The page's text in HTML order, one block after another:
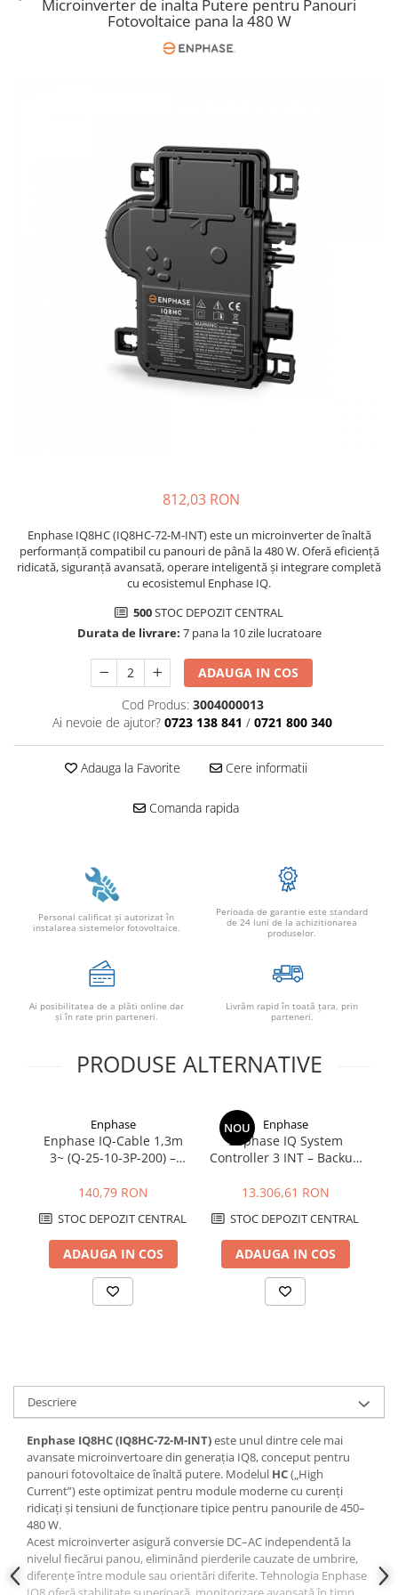
Cabluri semnalizare si control
Cabluri semnalizare incendiu
Cabluri semnalizare si control
Microinverter de inalta Putere pentru Panouri
Fotovoltaice pana la 480 W
812,03 RON
Enphase IQ8HC (IQ8HC-72-M-INT) este un microinverter de înaltă
performanță compatibil cu panouri de până la 480 W. Oferă eficiență
ridicată, siguranță avansată, operare inteligentă și integrare completă
cu ecosistemul Enphase IQ.
500STOC DEPOZIT CENTRAL
Durata de livrare: 7 pana la 10 zile lucratoare
ADAUGA IN COS
Cod Produs: 3004000013
Ai nevoie de ajutor? 0723 138 841 / 0721 800 340
Adauga la Favorite Cere informatii
Comanda rapida
Personal calificat şi autorizat în
instalarea sistemelor fotovoltaice.
Perioada de garantie este standard
de 24 luni de la achizitionarea
produselor.
Ai posibilitatea de a plăti online dar
şi în rate prin parteneri.
Livrăm rapid în toată țara, prin
parteneri.
PRODUSE ALTERNATIVE
Enphase
Enphase IQ-Cable 1,3m
3~ (Q-25-10-3P-200) –
Microinvertoare Enphase
140,79 RON
STOC DEPOZIT CENTRAL
ADAUGA IN COS
NOU Enphase
Enphase IQ System
Controller 3 INT – Backup
Battery 5P si Sisteme PV
13.306,61 RON
STOC DEPOZIT CENTRAL
ADAUGA IN COS
Descriere
Enphase IQ8HC (IQ8HC-72-M-INT)este unul dintre cele mai
avansate microinvertoare din generația IQ8, conceput pentru
panouri fotovoltaice de înaltă putere. Modelul HC(„High
Current”) este optimizat pentru module moderne cu curenți
ridicați și tensiuni de funcționare tipice pentru panourile de 450–
480 W.
Acest microinverter asigură conversie DC–AC independentă la
nivelul fiecărui panou, eliminând pierderile cauzate de umbrire,
diferențe între module sau orientări diferite. Tehnologia Enphase